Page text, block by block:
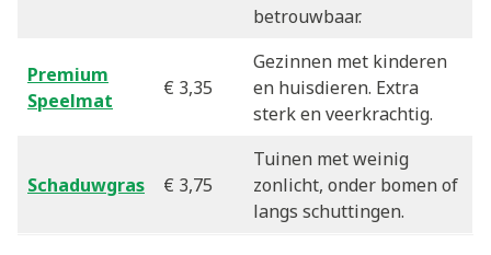
betrouwbaar.
Premium
Speelmat
€ 3,35
Gezinnen met kinderen
en huisdieren. Extra
sterk en veerkrachtig.
Schaduwgras € 3,75
Tuinen met weinig
zonlicht, onder bomen of
langs schuttingen.